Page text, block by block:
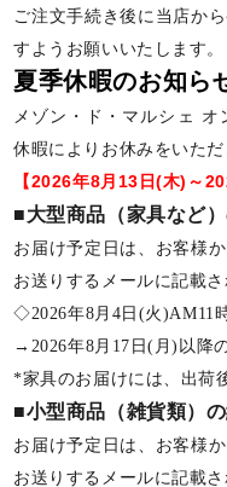
ご注文手続き後に当店か
すようお願いいたします。
夏季休暇のお知ら
メゾン・ド・マルシェ
休暇によりお休みをいただ
【2026年8月13日(木)～
■大型商品（家具など
お届け予定日は、お客様
お送りするメールに記載さ
◇2026年8月4日(火)AM11
→2026年8月17日(月)以降
*家具のお届けには、出荷
■小型商品（雑貨類）
お届け予定日は、お客様
お送りするメールに記載さ